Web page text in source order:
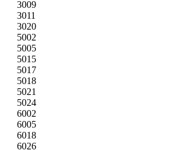
3009
3011
3020
5002
5005
5015
5017
5018
5021
5024
6002
6005
6018
6026